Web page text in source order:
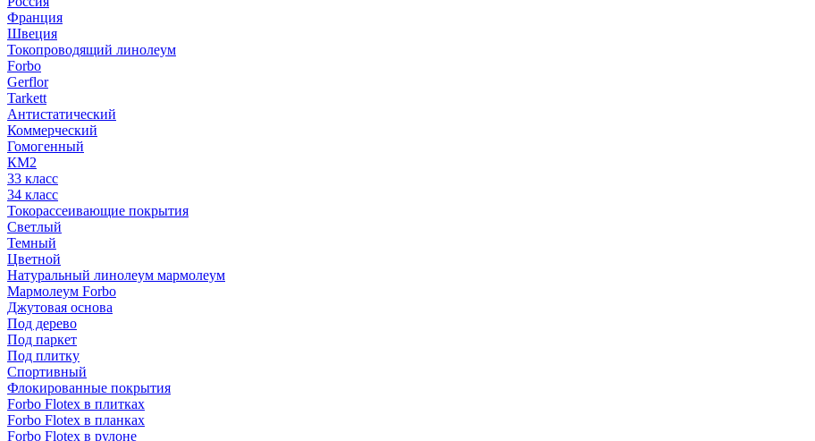
Франция
Швеция
Токопроводящий линолеум
Forbo
Gerflor
Tarkett
Антистатический
Коммерческий
Гомогенный
КМ2
33 класс
34 класс
Токорассеивающие покрытия
Светлый
Темный
Цветной
Натуральный линолеум мармолеум
Мармолеум Forbo
Джутовая основа
Под дерево
Под паркет
Под плитку
Спортивный
Флокированные покрытия
Forbo Flotex в плитках
Forbo Flotex в планках
Forbo Flotex в рулоне